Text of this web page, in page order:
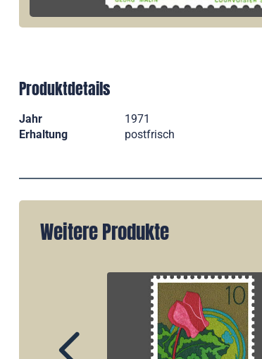
Produktdetails
Jahr 1971
Erhaltung
postfrisch
Weitere Produkte